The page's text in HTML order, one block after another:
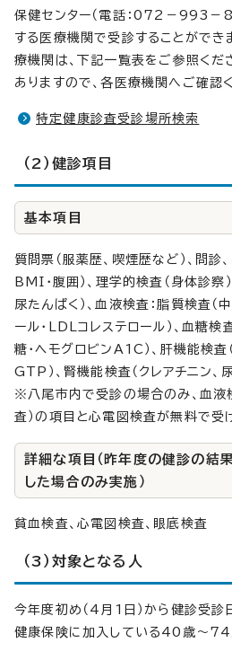
保健センター（電話：072－993－
する医療機関で受診することができ
療機関は、下記一覧表をご参照くだ
ありますので、各医療機関へご確認
特定健康診査受診場所検索
（2）健診項目
基本項目
質問票（服薬歴、喫煙歴など）、問診
BMI・腹囲）、理学的検査（身体診察
尿たんぱく）、血液検査：脂質検査（
ール・LDLコレステロール）、血糖検
糖・ヘモグロビンA1C）、肝機能検査
GTP）、腎機能検査（クレアチニン、尿
※八尾市内で受診の場合のみ、血液
査）の項目と心電図検査が無料で受
詳細な項目（昨年度の健診の結
した場合のみ実施）
貧血検査、心電図検査、眼底検査
（3）対象となる人
今年度初め（4月1日）から健診受
健康保険に加入している40歳～74